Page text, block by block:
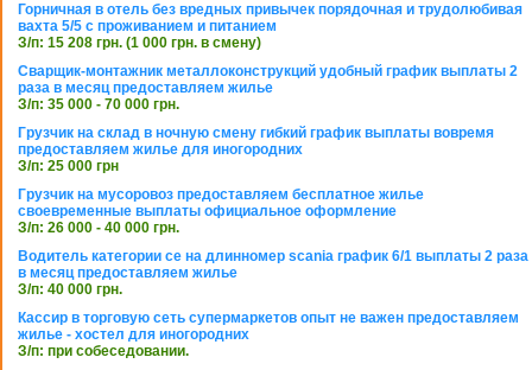
Горничная в отель без вредных привычек порядочная и трудолюбивая
вахта 5/5 с проживанием и питанием
З/п: 15 208 грн. (1 000 грн. в смену)
Сварщик-монтажник металлоконструкций удобный график выплаты 2
раза в месяц предоставляем жилье
З/п: 35 000 - 70 000 грн.
Грузчик на склад в ночную смену гибкий график выплаты вовремя
предоставляем жилье для иногородних
З/п: 25 000 грн
Грузчик на мусоровоз предоставляем бесплатное жилье
своевременные выплаты официальное оформление
З/п: 26 000 - 40 000 грн.
Водитель категории се на длинномер scania график 6/1 выплаты 2 раза
в месяц предоставляем жилье
З/п: 40 000 грн.
Кассир в торговую сеть супермаркетов опыт не важен предоставляем
жилье - хостел для иногородних
З/п: при собеседовании.